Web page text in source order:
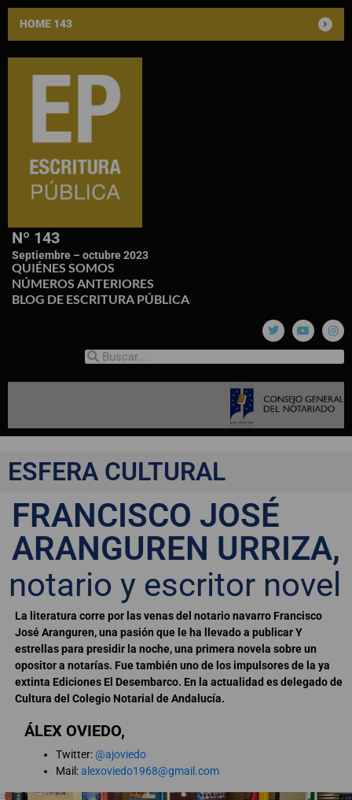
HOME 143
Nº 143
Septiembre – octubre 2023
QUIÉNES SOMOS
NÚMEROS ANTERIORES
BLOG DE ESCRITURA PÚBLICA
ESFERA CULTURAL
FRANCISCO JOSÉ
ARANGUREN URRIZA,
notario y escritor novel
La literatura corre por las venas del notario navarro Francisco
José Aranguren, una pasión que le ha llevado a publicar Y
estrellas para presidir la noche, una primera novela sobre un
opositor a notarías. Fue también uno de los impulsores de la ya
extinta Ediciones El Desembarco. En la actualidad es delegado de
Cultura del Colegio Notarial de Andalucía.
ÁLEX OVIEDO,
Twitter:@ajoviedo
Mail:alexoviedo1968@gmail.com